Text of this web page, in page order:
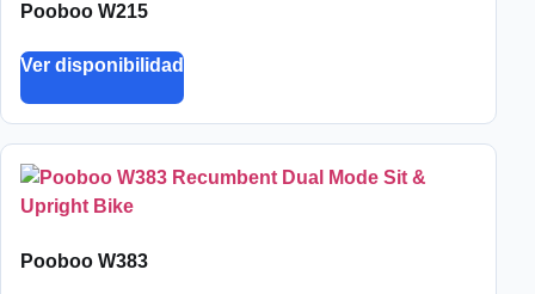
Pooboo W215
Ver disponibilidad
Pooboo W383